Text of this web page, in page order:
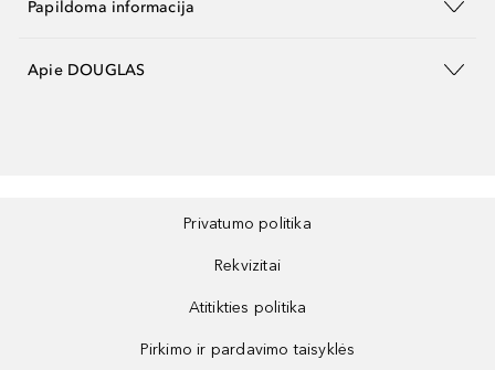
Papildoma informacija
Apie DOUGLAS
Privatumo politika
Rekvizitai
Atitikties politika
Pirkimo ir pardavimo taisyklės